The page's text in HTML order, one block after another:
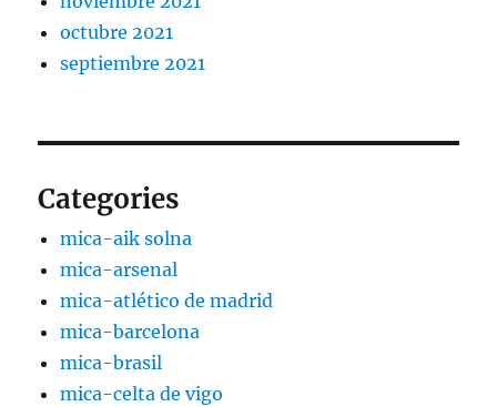
octubre 2021
septiembre 2021
Categories
mica-aik solna
mica-arsenal
mica-atlético de madrid
mica-barcelona
mica-brasil
mica-celta de vigo